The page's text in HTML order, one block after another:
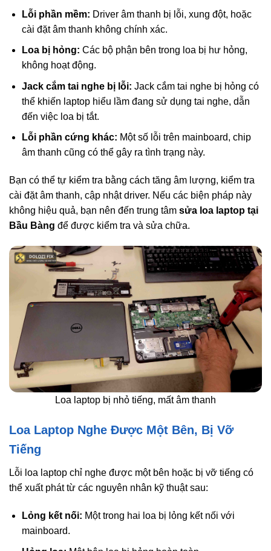
Lỗi phần mềm: Driver âm thanh bị lỗi, xung đột, hoặc
cài đặt âm thanh không chính xác.
Loa bị hỏng: Các bộ phận bên trong loa bị hư hỏng,
không hoạt động.
Jack cắm tai nghe bị lỗi: Jack cắm tai nghe bị hỏng có
thể khiến laptop hiểu lầm đang sử dụng tai nghe, dẫn
đến việc loa bị tắt.
Lỗi phần cứng khác: Một số lỗi trên mainboard, chip
âm thanh cũng có thể gây ra tình trạng này.
Bạn có thể tự kiểm tra bằng cách tăng âm lượng, kiểm tra
cài đặt âm thanh, cập nhật driver. Nếu các biện pháp này
không hiệu quả, bạn nên đến trung tâm sửa loa laptop tại
Bầu Bàng để được kiểm tra và sửa chữa.
Loa laptop bị nhỏ tiếng, mất âm thanh
Loa Laptop Nghe Được Một Bên, Bị Vỡ
Tiếng
Lỗi loa laptop chỉ nghe được một bên hoặc bị vỡ tiếng có
thể xuất phát từ các nguyên nhân kỹ thuật sau:
Lỏng kết nối: Một trong hai loa bị lỏng kết nối với
mainboard.